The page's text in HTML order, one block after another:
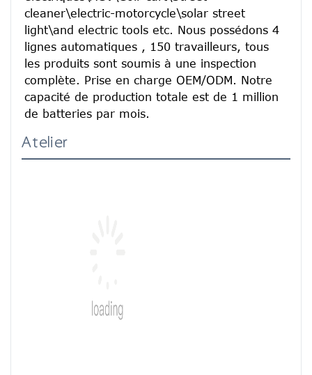
cleaner\electric-motorcycle\solar street
light\and electric tools etc. Nous possédons 4
lignes automatiques , 150 travailleurs, tous
les produits sont soumis à une inspection
complète. Prise en charge OEM/ODM. Notre
capacité de production totale est de 1 million
de batteries par mois.
Atelier